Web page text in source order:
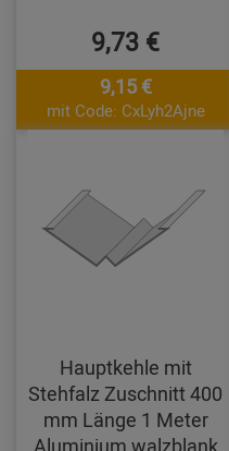
9,73 €
9,15 €
mit Code: CxLyh2Ajne
Hauptkehle mit
Stehfalz Zuschnitt 400
mm Länge 1 Meter
Aluminium walzblank